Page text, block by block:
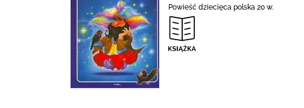
Powieść dziecięca polska 20 w.